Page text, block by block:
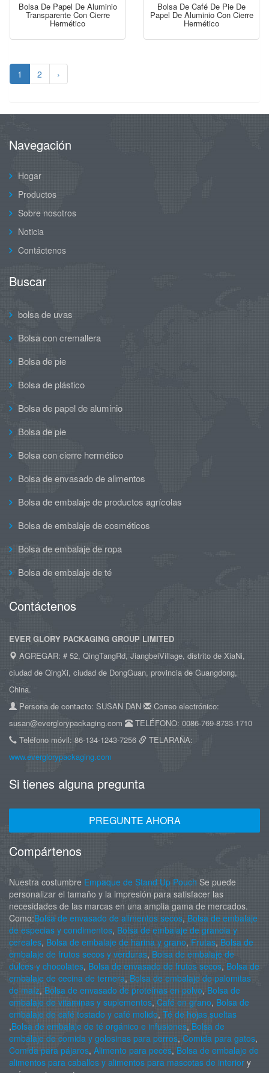
Bolsa De Papel De Aluminio
Transparente Con Cierre
Hermético
Bolsa De Café De Pie De
Papel De Aluminio Con Cierre
Hermético
1 2 ›
Navegación
Hogar
Productos
Sobre nosotros
Noticia
Contáctenos
Buscar
bolsa de uvas
Bolsa con cremallera
Bolsa de pie
Bolsa de plástico
Bolsa de papel de aluminio
Bolsa de pie
Bolsa con cierre hermético
Bolsa de envasado de alimentos
Bolsa de embalaje de productos agrícolas
Bolsa de embalaje de cosméticos
Bolsa de embalaje de ropa
Bolsa de embalaje de té
Contáctenos
EVER GLORY PACKAGING GROUP LIMITED
AGREGAR: # 52, QingTangRd, JiangbeiVillage, distrito de XiaNi,
ciudad de QingXi, ciudad de DongGuan, provincia de Guangdong,
China.
Persona de contacto: SUSAN DAN
Correo electrónico:
susan@everglorypackaging.com
TELÉFONO: 0086-769-8733-1710
Teléfono móvil: 86-134-1243-7256
TELARAÑA:
www.everglorypackaging.com
Si tienes alguna pregunta
PREGUNTE AHORA
Compártenos
Nuestra costumbre Empaque de Stand Up Pouch Se puede
personalizar el tamaño y la impresión para satisfacer las
necesidades de las marcas en una amplia gama de mercados.
Como:Bolsa de envasado de alimentos secos, Bolsa de embalaje
de especias y condimentos, Bolsa de embalaje de granola y
cereales, Bolsa de embalaje de harina y grano, Frutas, Bolsa de
embalaje de frutos secos y verduras, Bolsa de embalaje de
dulces y chocolates, Bolsa de envasado de frutos secos, Bolsa de
embalaje de cecina de ternera, Bolsa de embalaje de palomitas
de maíz, Bolsa de envasado de proteínas en polvo, Bolsa de
embalaje de vitaminas y suplementos, Café en grano, Bolsa de
embalaje de café tostado y café molido, Té de hojas sueltas
,Bolsa de embalaje de té orgánico e infusiones, Bolsa de
embalaje de comida y golosinas para perros, Comida para gatos,
Comida para pájaros, Alimento para peces, Bolsa de embalaje de
alimentos para caballos y alimentos para mascotas de interior y